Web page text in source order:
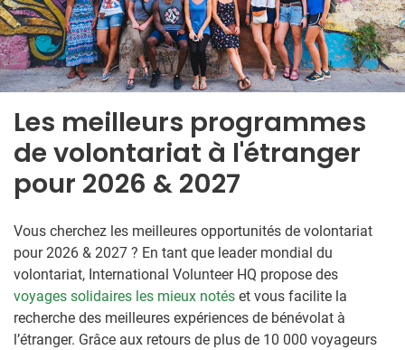
Les meilleurs programmes
de volontariat à l'étranger
pour 2026 & 2027
Vous cherchez les meilleures opportunités de volontariat
pour 2026 & 2027 ? En tant que leader mondial du
volontariat, International Volunteer HQ propose des
voyages solidaires les mieux notés et vous facilite la
recherche des meilleures expériences de bénévolat à
l’étranger. Grâce aux retours de plus de 10 000 voyageurs